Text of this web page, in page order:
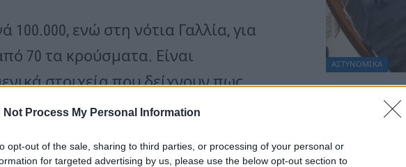
Not Process My Personal Information
opt-out of the sale, sharing to third parties, or processing of your personal or
for targeted advertising by us, please use the below opt-out section to
ενώ στη νότια Γαλλία, για
70 τα κρούσματα. Είναι
στοιχεία που δείχνουν πως
συμπεριλαμβανομένων και
Πούτιν.
ΑΣΤΥΝΟΜΙΚΑ
Μπράβο
στην
στην
τουρίστα;